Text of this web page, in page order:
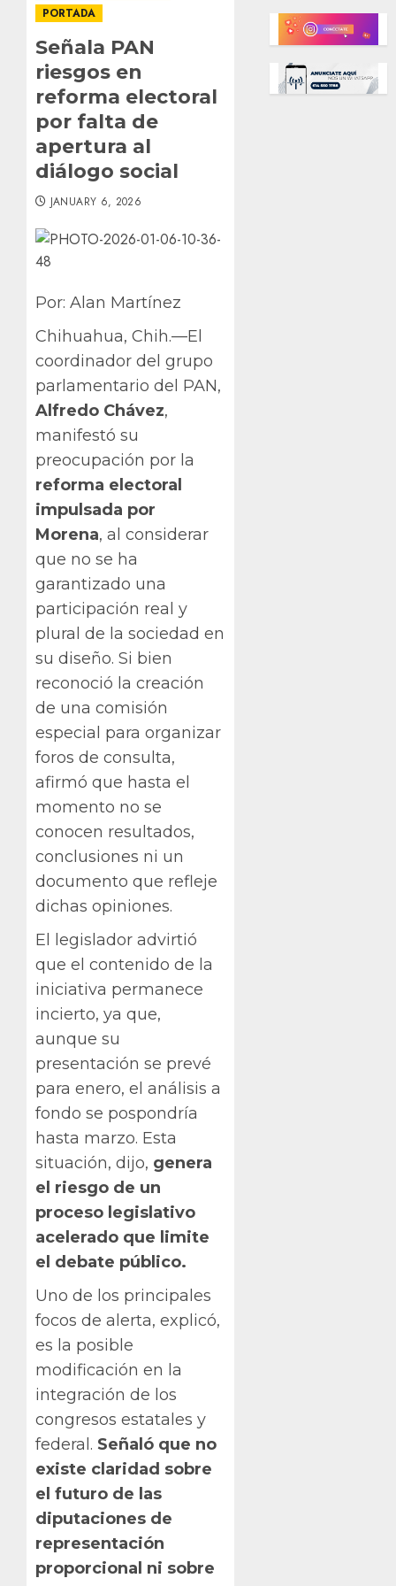
PORTADA
Señala PAN
riesgos en
reforma electoral
por falta de
apertura al
diálogo social
JANUARY 6, 2026
Por: Alan Martínez
Chihuahua, Chih.—El
coordinador del grupo
parlamentario del PAN,
Alfredo Chávez,
manifestó su
preocupación por la
reforma electoral
impulsada por
Morena, al considerar
que no se ha
garantizado una
participación real y
plural de la sociedad en
su diseño. Si bien
reconoció la creación
de una comisión
especial para organizar
foros de consulta,
afirmó que hasta el
momento no se
conocen resultados,
conclusiones ni un
documento que refleje
dichas opiniones.
El legislador advirtió
que el contenido de la
iniciativa permanece
incierto, ya que,
aunque su
presentación se prevé
para enero, el análisis a
fondo se pospondría
hasta marzo. Esta
situación, dijo, genera
el riesgo de un
proceso legislativo
acelerado que limite
el debate público.
Uno de los principales
focos de alerta, explicó,
es la posible
modificación en la
integración de los
congresos estatales y
federal. Señaló que no
existe claridad sobre
el futuro de las
diputaciones de
representación
proporcional ni sobre